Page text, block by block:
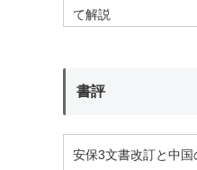
て解説
書評
安保3文書改訂と中国